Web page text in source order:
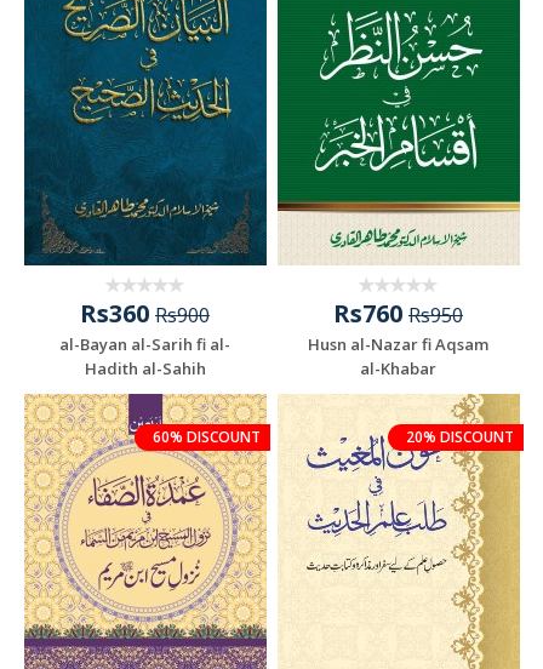
Rs360 Rs900
al-Bayan al-Sarih fi al-
Hadith al-Sahih
Rs760 Rs950
Husn al-Nazar fi Aqsam
al-Khabar
60% DISCOUNT 20% DISCOUNT